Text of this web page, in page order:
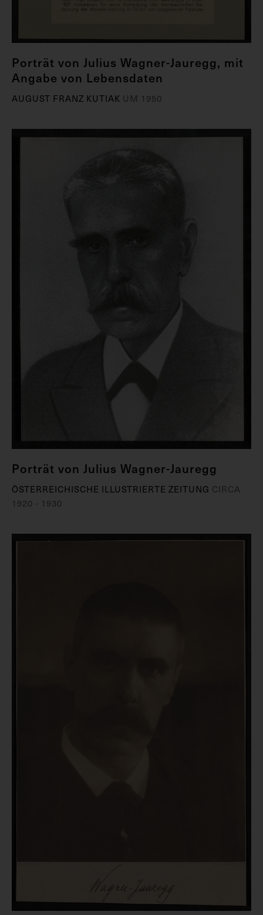
Porträt von Julius Wagner-Jauregg, mit
Angabe von Lebensdaten
AUGUST FRANZ KUTIAK UM 1950
Porträt von Julius Wagner-Jauregg
ÖSTERREICHISCHE ILLUSTRIERTE ZEITUNG CIRCA
1920 - 1930